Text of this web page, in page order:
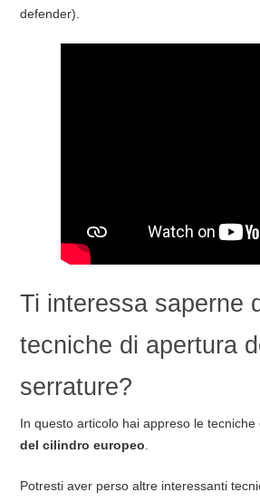
defender).
Ti interessa saperne
tecniche di apertura
serrature?
In questo articolo hai appreso le tecniche
del cilindro europeo
Potresti aver perso altre interessanti